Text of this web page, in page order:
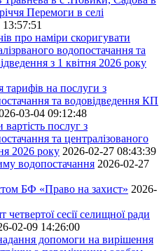
Перемоги в селі
про наміри скоригувати
водопостачання та
з 1 квітня 2026 року
тарифів на послуги з
та водовідведення КП
03-04 09:12:48
послуг з
та централізованого
2026 року 2026-02-27 08:43:39
водопостачання 2026-02-27
БФ «Право на захист» 2026-
сесії селищної ради
02-09 14:26:00
допомоги на вирішення